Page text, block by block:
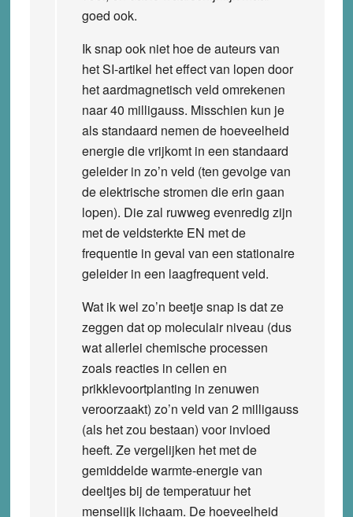
goed ook.
Ik snap ook niet hoe de auteurs van
het SI-artikel het effect van lopen door
het aardmagnetisch veld omrekenen
naar 40 milligauss. Misschien kun je
als standaard nemen de hoeveelheid
energie die vrijkomt in een standaard
geleider in zo’n veld (ten gevolge van
de elektrische stromen die erin gaan
lopen). Die zal ruwweg evenredig zijn
met de veldsterkte EN met de
frequentie in geval van een stationaire
geleider in een laagfrequent veld.
Wat ik wel zo’n beetje snap is dat ze
zeggen dat op moleculair niveau (dus
wat allerlei chemische processen
zoals reacties in cellen en
prikklevoortplanting in zenuwen
veroorzaakt) zo’n veld van 2 milligauss
(als het zou bestaan) voor invloed
heeft. Ze vergelijken het met de
gemiddelde warmte-energie van
deeltjes bij de temperatuur het
menselijk lichaam. De hoeveelheid